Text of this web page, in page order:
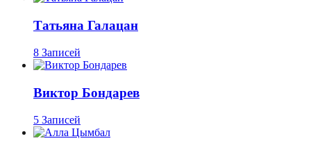
Татьяна Галацан
8 Записей
Виктор Бондарев
5 Записей